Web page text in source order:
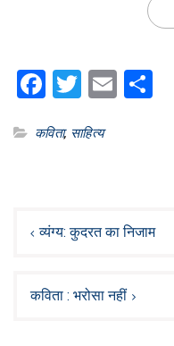
Facebook
Twitter
Email
कविता, साहित्य
navigation
व्यंग्य: कुदरत का निजाम
कविता : भरोसा नहीं